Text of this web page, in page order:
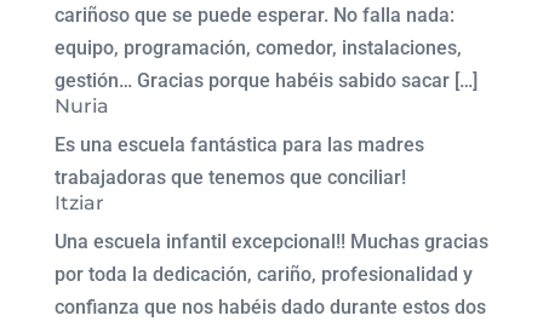
cariñoso que se puede esperar. No falla nada:
equipo, programación, comedor, instalaciones,
gestión… Gracias porque habéis sabido sacar […]
Nuria
Es una escuela fantástica para las madres
trabajadoras que tenemos que conciliar!
Itziar
Una escuela infantil excepcional!! Muchas gracias
por toda la dedicación, cariño, profesionalidad y
confianza que nos habéis dado durante estos dos